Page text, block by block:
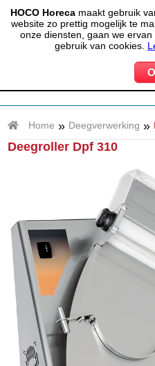
HOCO Horecamaakt gebruik
website zo prettig mogelijk te
onze diensten, gaan we
gebruik van cookies.
(020) 497 6325
MIJN ACCOUNT 0
Home » Deegverwerking »
Deegroller Dpf 310